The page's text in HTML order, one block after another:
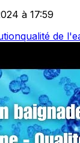
à 17:59
qualité de